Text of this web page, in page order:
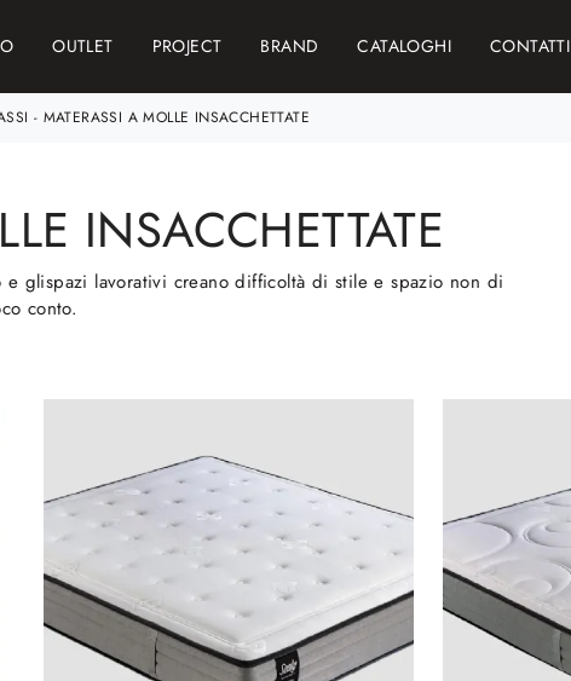
OUTLET PROJECT BRAND CATALOGHI CONTATTI
- MATERASSI A MOLLE INSACCHETTATE
INSACCHETTATE
glispazi lavorativi creano difficoltà di stile e spazio non di
conto.